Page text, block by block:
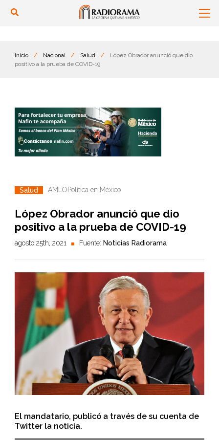
Inicio / Nacional / Salud /
López Obrador anunció que dio
positivo a la prueba de COVID-19
Salud AMLOPolítica en México
López Obrador anunció que dio
positivo a la prueba de COVID-19
agosto 25th, 2021 Fuente: Noticias Radiorama
El mandatario, publicó a través de su cuenta de
Twitter la noticia.